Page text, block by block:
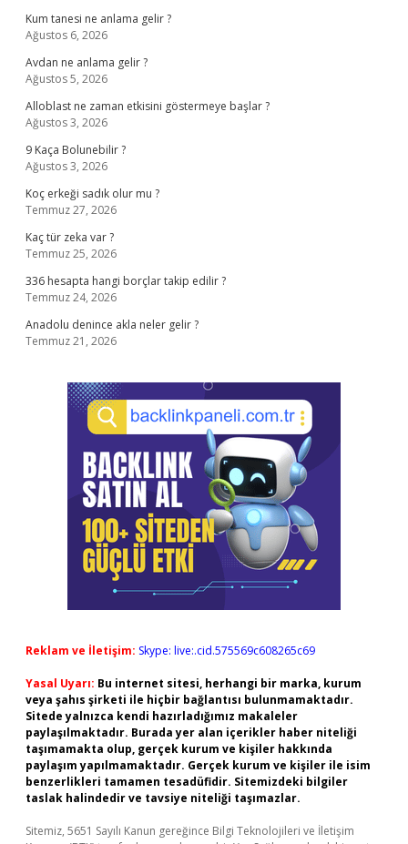
Kum tanesi ne anlama gelir ?
Ağustos 6, 2026
Avdan ne anlama gelir ?
Ağustos 5, 2026
Alloblast ne zaman etkisini göstermeye başlar ?
Ağustos 3, 2026
9 Kaça Bolunebilir ?
Ağustos 3, 2026
Koç erkeği sadık olur mu ?
Temmuz 27, 2026
Kaç tür zeka var ?
Temmuz 25, 2026
336 hesapta hangi borçlar takip edilir ?
Temmuz 24, 2026
Anadolu denince akla neler gelir ?
Temmuz 21, 2026
Reklam ve İletişim: Skype: live:.cid.575569c608265c69
Yasal Uyarı: Bu internet sitesi, herhangi bir marka, kurum
veya şahıs şirketi ile hiçbir bağlantısı bulunmamaktadır.
Sitede yalnızca kendi hazırladığımız makaleler
paylaşılmaktadır. Burada yer alan içerikler haber niteliği
taşımamakta olup, gerçek kurum ve kişiler hakkında
paylaşım yapılmamaktadır. Gerçek kurum ve kişiler ile isim
benzerlikleri tamamen tesadüfidir. Sitemizdeki bilgiler
taslak halindedir ve tavsiye niteliği taşımazlar.
Sitemiz, 5651 Sayılı Kanun gereğince Bilgi Teknolojileri ve İletişim